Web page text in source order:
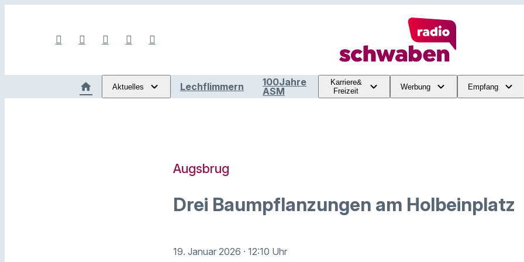
Aktuelles Lechflimmern
100Jahre
ASM
Karriere&
Freizeit
Werbung Empfang
Augsbrug
Drei Baumpflanzungen am Holbeinplatz
19. Januar 2026 · 12:10 Uhr